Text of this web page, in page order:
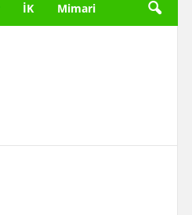
İK Mimari